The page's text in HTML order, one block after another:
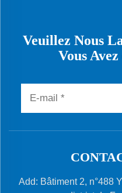
Veuillez Nous
Vous
Add: Bâtiment 2, n°488